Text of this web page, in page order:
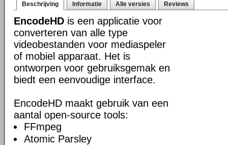
Beschrijving Informatie Alle versies Reviews
EncodeHD is een applicatie voor
converteren van alle type
videobestanden voor mediaspeler
of mobiel apparaat. Het is
ontworpen voor gebruiksgemak en
biedt een eenvoudige interface.
EncodeHD maakt gebruik van een
aantal open-source tools:
FFmpeg
Atomic Parsley